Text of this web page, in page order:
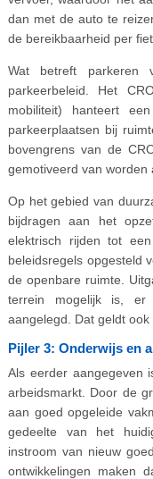
dan met de auto te
de bereikbaarheid per
Wat betreft parkeren
parkeerbeleid. Het
mobiliteit) hanteert
parkeerplaatsen bij
bovengrens van de
gemotiveerd van worden
Op het gebied van
bijdragen aan het
elektrisch rijden tot
beleidsregels opgesteld
de openbare ruimte.
terrein mogelijk is, er
aangelegd. Dat geldt ook
Pijler 3: Onderwijs en
Als eerder aangegeven
arbeidsmarkt. Door de
aan goed opgeleide
gedeelte van het
instroom van nieuw
ontwikkelingen maken